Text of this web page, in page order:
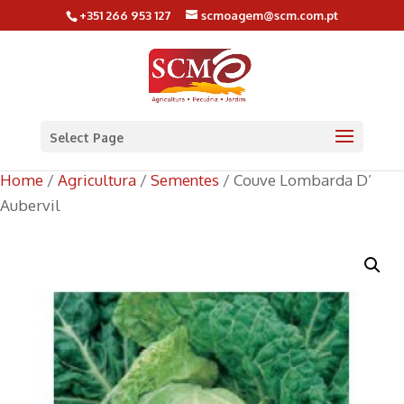
+351 266 953 127 scmoagem@scm.com.pt
Select Page
Home / Agricultura / Sementes / Couve Lombarda D’
Aubervil